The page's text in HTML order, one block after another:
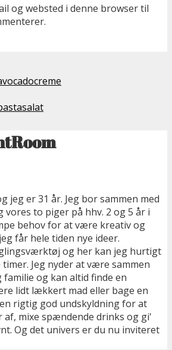
og websted i denne browser til
jeg er 31 år. Jeg bor sammen med
vores to piger på hhv. 2 og 5 år i
behov for at være kreativ og
får hele tiden nye ideer.
og her kan jeg hurtigt
Jeg nyder at være sammen
familie og kan altid finde en
lidt lækkert mad eller bage en
rigtig god undskyldning for at
mixe spændende drinks og gi'
Og det univers er du nu inviteret